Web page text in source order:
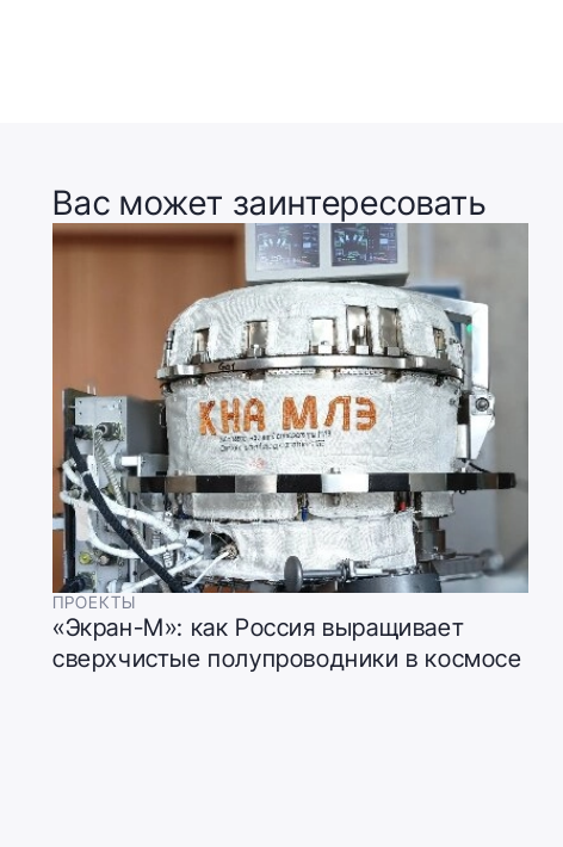
Вас может заинтересовать
ПРОЕКТЫ
«Экран-М»: как Россия выращивает
сверхчистые полупроводники в космосе